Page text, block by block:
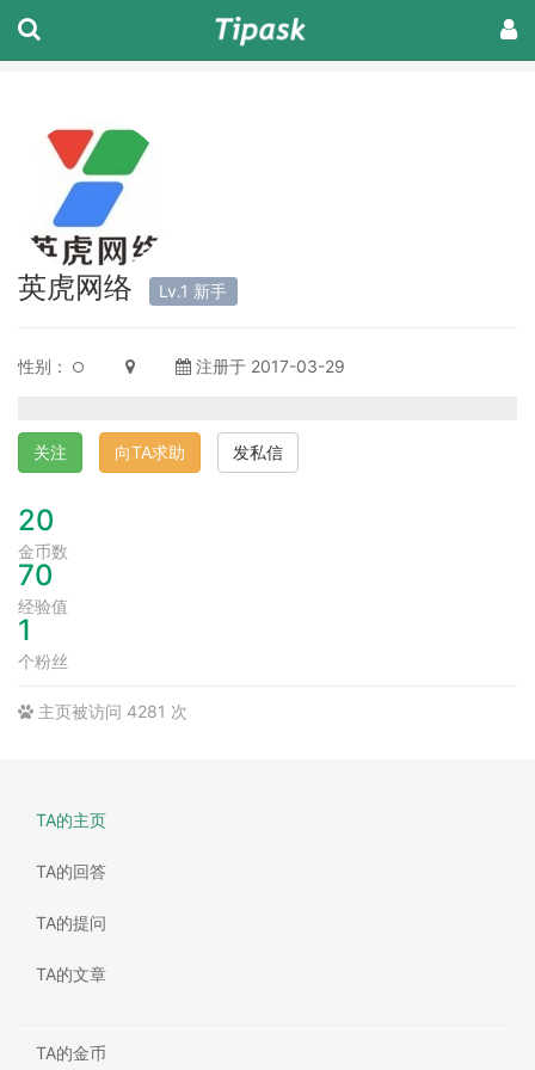
英虎网络 Lv.1 新手
性别： 注册于 2017-03-29
关注 向TA求助 发私信
20
金币数
70
经验值
1
个粉丝
主页被访问 4281 次
TA的主页
TA的回答
TA的提问
TA的文章
TA的金币